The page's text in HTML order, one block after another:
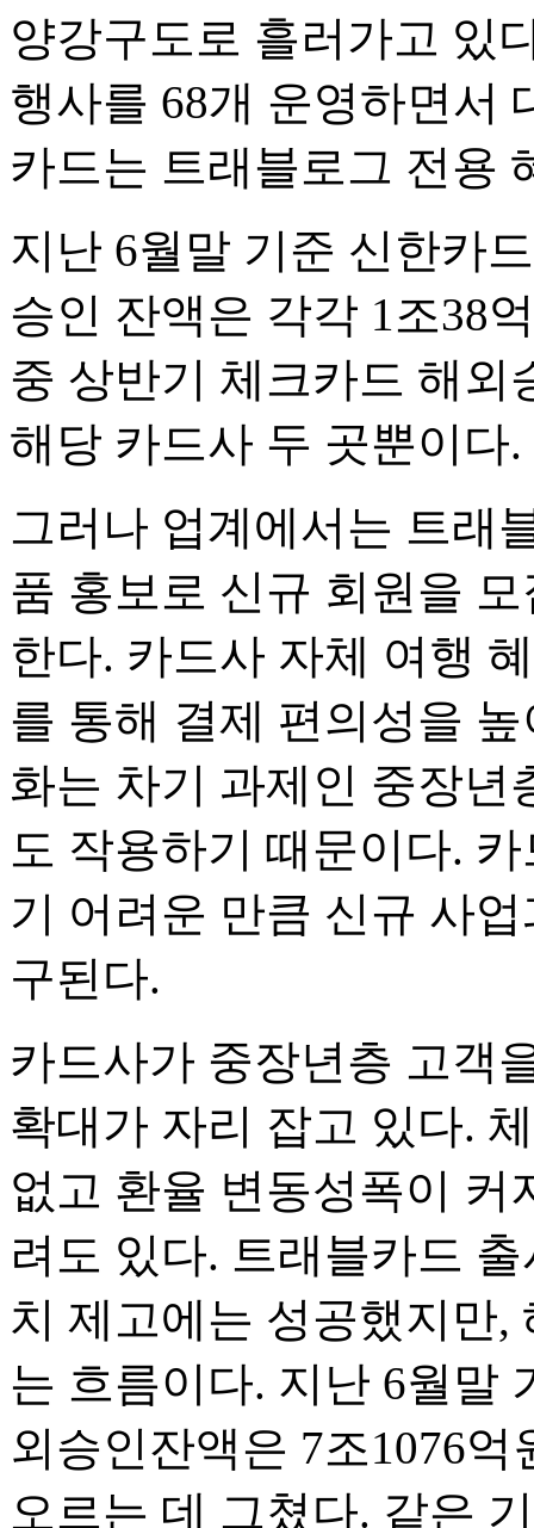
양강구도로 흘러가고 있
행사를 68개 운영하면서
카드는 트래블로그 전용
지난 6월말 기준 신한카
승인 잔액은 각각 1조38
중 상반기 체크카드 해외
해당 카드사 두 곳뿐이다.
그러나 업계에서는 트래
품 홍보로 신규 회원을
한다. 카드사 자체 여행
를 통해 결제 편의성을
화는 차기 과제인 중장년
도 작용하기 때문이다.
기 어려운 만큼 신규 사
구된다.
카드사가 중장년층 고객
확대가 자리 잡고 있다.
없고 환율 변동성폭이 커
려도 있다. 트래블카드
치 제고에는 성공했지만,
는 흐름이다. 지난 6월말
외승인잔액은 7조1076
오르는 데 그쳤다. 같은